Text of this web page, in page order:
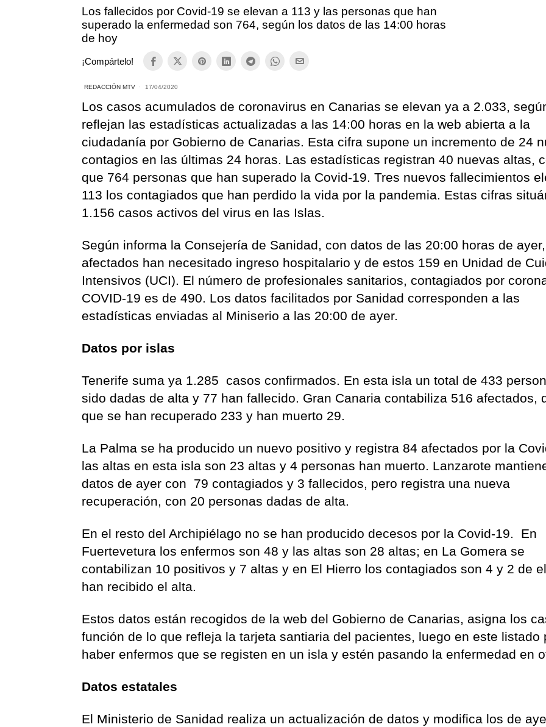
Los fallecidos por Covid-19 se elevan a 113 y las personas que han
superado la enfermedad son 764, según los datos de las 14:00 horas
de hoy
¡Compártelo!
REDACCIÓN MTV 17/04/2020
Los casos acumulados de coronavirus en Canarias se elevan ya a 2.033,
reflejan las estadísticas actualizadas a las 14:00 horas en la web abierta a la
ciudadanía por Gobierno de Canarias. Esta cifra supone un incremento de 24
contagios en las últimas 24 horas. Las estadísticas registran 40 nuevas altas,
que 764 personas que han superado la Covid-19. Tres nuevos fallecimientos
113 los contagiados que han perdido la vida por la pandemia. Estas cifras
1.156 casos activos del virus en las Islas.
Según informa la Consejería de Sanidad, con datos de las 20:00 horas de
afectados han necesitado ingreso hospitalario y de estos 159 en Unidad de
Intensivos (UCI). El número de profesionales sanitarios, contagiados por
COVID-19 es de 490. Los datos facilitados por Sanidad corresponden a las
estadísticas enviadas al Miniserio a las 20:00 de ayer.
Datos por islas
Tenerife suma ya 1.285 casos confirmados. En esta isla un total de 433
sido dadas de alta y 77 han fallecido. Gran Canaria contabiliza 516 afectados,
que se han recuperado 233 y han muerto 29.
La Palma se ha producido un nuevo positivo y registra 84 afectados por la
las altas en esta isla son 23 altas y 4 personas han muerto. Lanzarote
datos de ayer con 79 contagiados y 3 fallecidos, pero registra una nueva
recuperación, con 20 personas dadas de alta.
En el resto del Archipiélago no se han producido decesos por la Covid-19. En
Fuertevetura los enfermos son 48 y las altas son 28 altas; en La Gomera se
contabilizan 10 positivos y 7 altas y en El Hierro los contagiados son 4 y 2 de
han recibido el alta.
Estos datos están recogidos de la web del Gobierno de Canarias, asigna los
función de lo que refleja la tarjeta santiaria del pacientes, luego en este listado
haber enfermos que se registen en un isla y estén pasando la enfermedad en
Datos estatales
El Ministerio de Sanidad realiza un actualización de datos y modifica los de